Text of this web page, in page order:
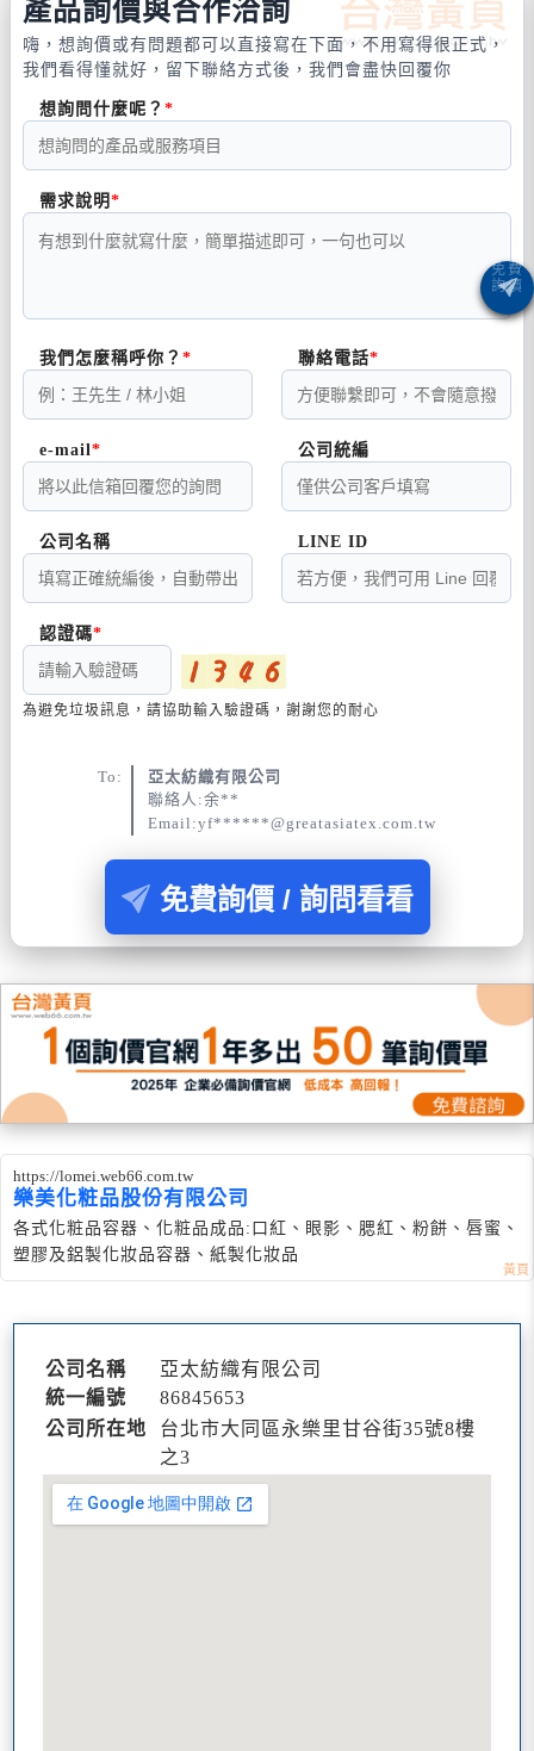
產品詢價與合作洽詢
嗨，想詢價或有問題都可以直接寫在下面，不用寫得很正式，
我們看得懂就好，留下聯絡方式後，我們會盡快回覆你
想詢問什麼呢？
需求說明
我們怎麼稱呼你？ 聯絡電話
e-mail 公司統編
公司名稱 LINE ID
認證碼
為避免垃圾訊息，請協助輸入驗證碼，謝謝您的耐心
To:
亞太紡織有限公司
聯絡人:余**
Email:yf******@greatasiatex.com.tw
免費詢價 / 詢問看看
https://lomei.web66.com.tw
樂美化粧品股份有限公司
各式化粧品容器、化粧品成品:口紅、眼影、腮紅、粉餅、唇蜜、
塑膠及鋁製化妝品容器、紙製化妝品
公司名稱
亞太紡織有限公司
統一編號
86845653
公司所在地
台北市大同區永樂里甘谷街35號8樓
之3